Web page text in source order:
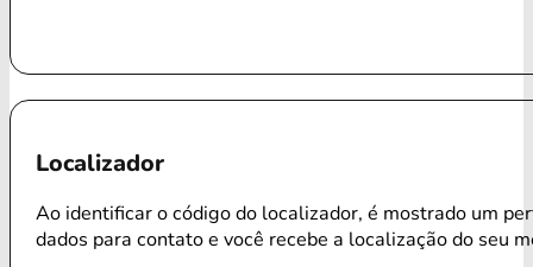
Localizador
Ao identificar o código do localizador, é mostrado um
dados para contato e você recebe a localização do seu